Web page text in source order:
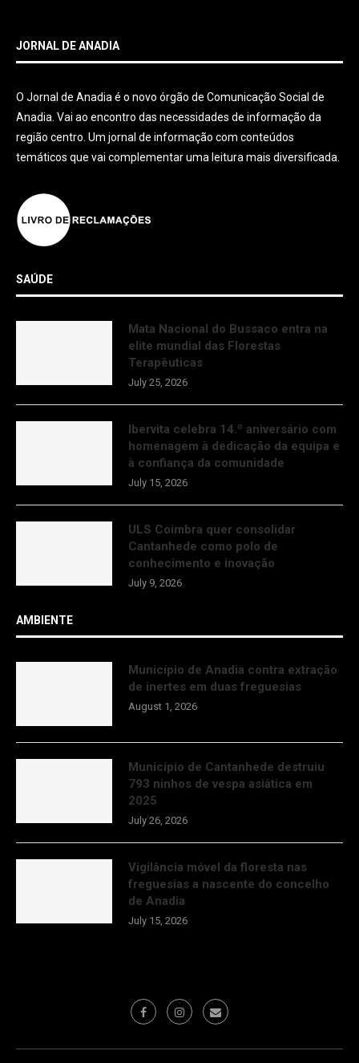
JORNAL DE ANADIA
O Jornal de Anadia é o novo órgão de Comunicação Social de
Anadia. Vai ao encontro das necessidades de informação da
região centro. Um jornal de informação com conteúdos
temáticos que vai complementar uma leitura mais diversificada.
SAÚDE
Mata Nacional do Bussaco entra na
elite mundial das Florestas
Terapêuticas
July 25, 2026
Ibervita celebra 14.º aniversário com
homenagem à dedicação da equipa e
à confiança da comunidade
July 15, 2026
ULS Coimbra quer consolidar
Cantanhede como polo de
conhecimento e inovação
July 9, 2026
AMBIENTE
Município de Anadia contra extração
de inertes em duas freguesias
August 1, 2026
Município de Cantanhede destruiu
793 ninhos de vespa asiática em
2025
July 26, 2026
Vigilância móvel da floresta nas
freguesias a nascente do concelho
de Anadia
July 15, 2026